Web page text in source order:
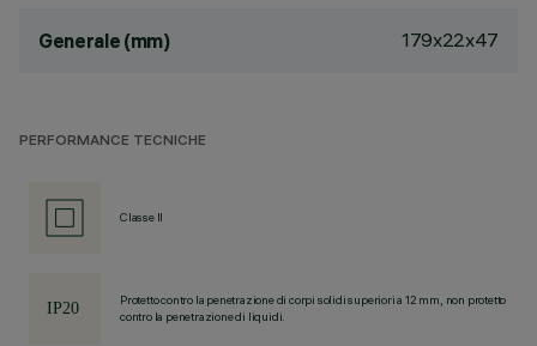
Generale (mm) 179x22x47
PERFORMANCE TECNICHE
Classe II
Protetto contro la penetrazione di corpi solidi superiori a 12 mm, non protetto
contro la penetrazione di liquidi.